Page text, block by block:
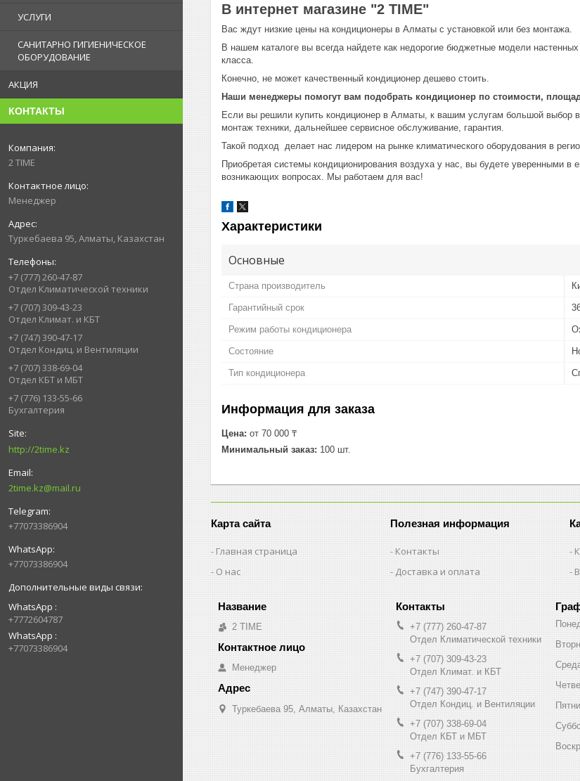
УСЛУГИ
САНИТАРНО ГИГИЕНИЧЕСКОЕ
ОБОРУДОВАНИЕ
АКЦИЯ
КОНТАКТЫ
2 TIME
Менеджер
Туркебаева 95, Алматы, Казахстан
+7 (777) 260-47-87
Отдел Климатической техники
+7 (707) 309-43-23
Отдел Климат. и КБТ
+7 (747) 390-47-17
Отдел Кондиц. и Вентиляции
+7 (707) 338-69-04
Отдел КБТ и МБТ
+7 (776) 133-55-66
Бухгалтерия
http://2time.kz
2time.kz@mail.ru
+77073386904
+77073386904
WhatsApp
+7772604787
WhatsApp
+77073386904
В интернет магазине "2 TIME"
Вас ждут низкие цены на кондиционеры в Алматы с установкой или без монтажа.
В нашем каталоге вы всегда найдете как недорогие бюджетные модели
класса.
Конечно, не может качественный кондиционер дешево стоить.
Наши менеджеры помогут вам подобрать кондиционер по стоимости,
Если вы решили купить кондиционер в Алматы, к вашим услугам большой выбор
монтаж техники, дальнейшее сервисное обслуживание, гарантия.
Такой подход делает нас лидером на рынке климатического оборудования в
Приобретая системы кондиционирования воздуха у нас, вы будете уверенными
возникающих вопросах. Мы работаем для вас!
Характеристики
Основные
Страна производитель
Гарантийный срок
Режим работы кондиционера
Состояние
Тип кондиционера
Информация для заказа
Цена: от 70 000 ₸
Минимальный заказ: 100 шт.
Карта сайта
Главная страница
О нас
Полезная информация
Контакты
Доставка и оплата
2 TIME
Менеджер
Туркебаева 95, Алматы, Казахстан
+7 (777) 260-47-87
Отдел Климатической техники
+7 (707) 309-43-23
Отдел Климат. и КБТ
+7 (747) 390-47-17
Отдел Кондиц. и Вентиляции
+7 (707) 338-69-04
Отдел КБТ и МБТ
+7 (776) 133-55-66
Бухгалтерия